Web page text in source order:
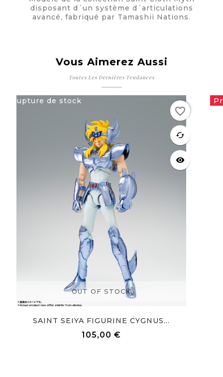
disposant d´un système d´articulations
avancé, fabriqué par Tamashii Nations.
Vous Aimerez Aussi
Toutes Les Dernières Tendances
Rupture de stock
OUT OF STOCK
favorite
cached
visibility
SAINT SEIYA FIGURINE CYGNUS...
105,00 €
favorite_border